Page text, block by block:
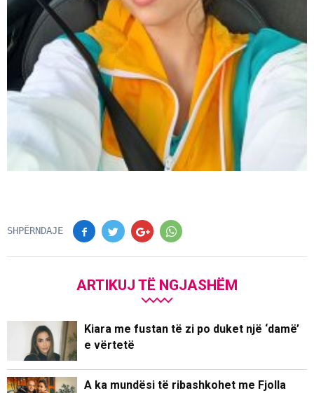
SHPËRNDAJE
ARTIKUJ TË NGJASHËM
Kiara me fustan të zi po duket një ‘damë’
e vërtetë
A ka mundësi të ribashkohet me Fjolla